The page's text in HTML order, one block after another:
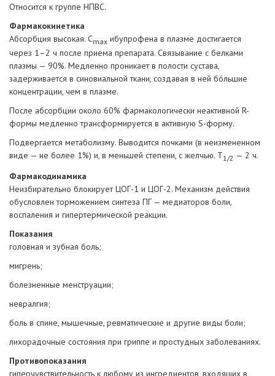
Относится к группе НПВС.
Фармакокинетика
Абсорбция высокая. Сmax ибупрофена в плазме достигается
через 1–2 ч после приема препарата. Связывание с белками
плазмы — 90%. Медленно проникает в полости сустава,
задерживается в синовиальной ткани, создавая в ней бóльшие
концентрации, чем в плазме.
После абсорбции около 60% фармакологически неактивной R-
формы медленно трансформируется в активную S-форму.
Подвергается метаболизму. Выводится почками (в неизмененном
виде — не более 1%) и, в меньшей степени, с желчью. Т1/2 — 2 ч.
Фармакодинамика
Неизбирательно блокирует ЦОГ-1 и ЦОГ-2. Механизм действия
обусловлен торможением синтеза ПГ — медиаторов боли,
воспаления и гипертермической реакции.
Показания
головная и зубная боль;
мигрень;
болезненные менструации;
невралгия;
боль в спине, мышечные, ревматические и другие виды боли;
лихорадочные состояния при гриппе и простудных заболеваниях.
Противопоказания
гиперчувствительность к любому из ингредиентов, входящих в